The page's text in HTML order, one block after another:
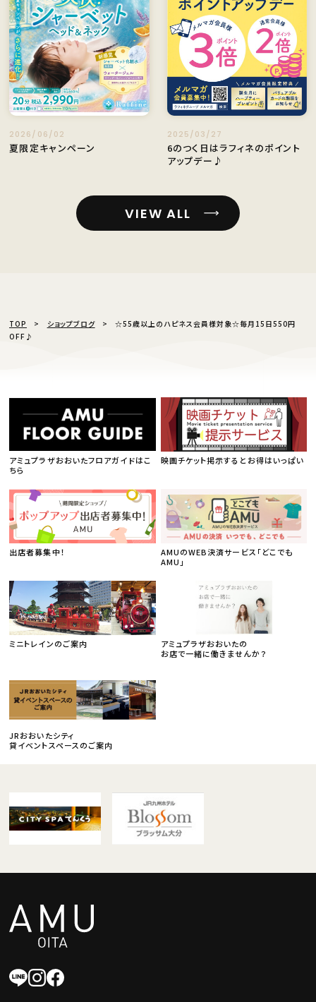
2026/06/02
夏限定キャンペーン
2025/03/27
6のつく日はラフィネのポイント
アップデー♪
VIEW ALL
TOP ショップブログ
☆55歳以上のハピネス会員様対象☆毎月15日550円
OFF♪
アミュプラザおおいたフロアガイドはこ
ちら
映画チケット掲示するとお得はいっぱい
出店者募集中！
AMUのWEB決済サービス「どこでも
AMU」
ミニトレインのご案内
アミュプラザおおいたの
お店で一緒に働きませんか？
JRおおいたシティ
貸イベントスペースのご案内